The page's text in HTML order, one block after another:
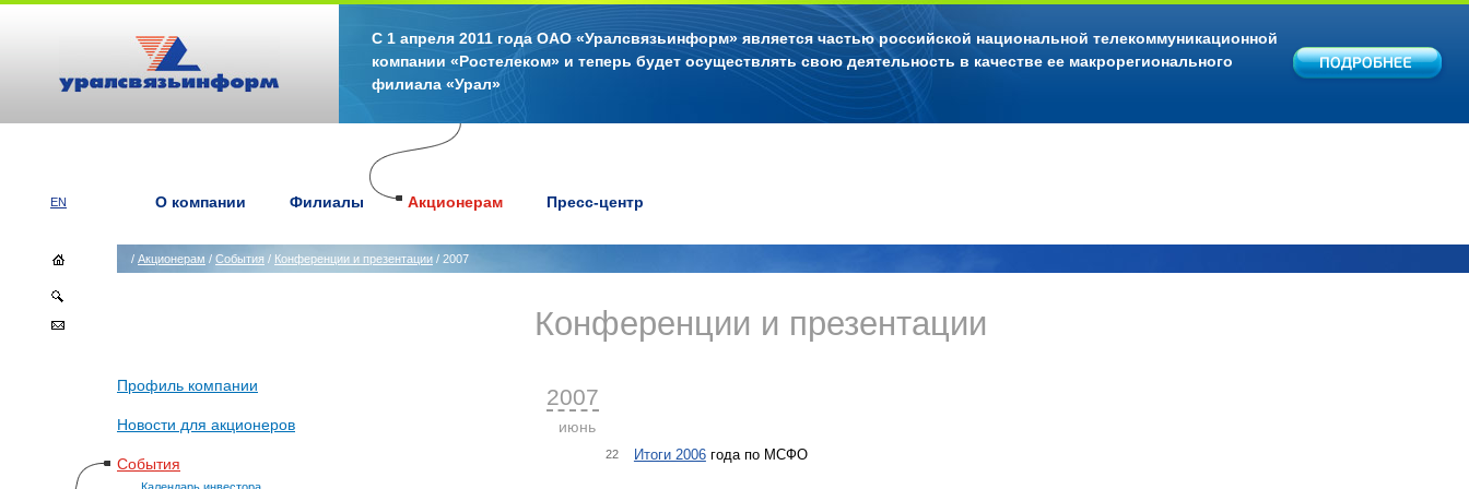
С 1 апреля 2011 года ОАО «Уралсвязьинформ» является частью российской национальной телекоммуникационной
компании «Ростелеком» и теперь будет осуществлять свою деятельность в качестве ее макрорегионального
филиала «Урал»
EN О компании Филиалы Акционерам Пресс-центр
/ Акционерам / События / Конференции и презентации / 2007
Профиль компании
Новости для акционеров
События
Конференции и презентации
2007
июнь
22 Итоги 2006года по МСФО